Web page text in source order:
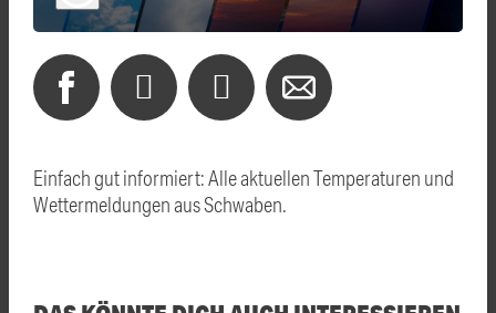
Einfach gut informiert: Alle aktuellen Temperaturen und
Wettermeldungen aus Schwaben.